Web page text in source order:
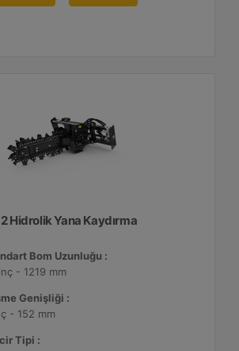
Hidrolik Yana Kaydırma
Bom Uzunluğu :
- 1219 mm
Genişliği :
- 152 mm
Tipi :